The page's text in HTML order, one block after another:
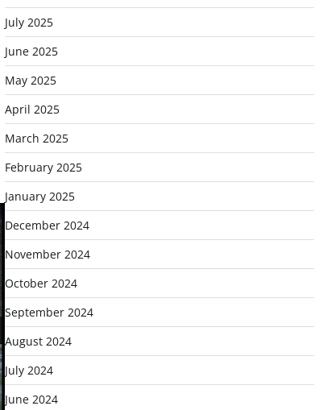
July 2025
June 2025
May 2025
April 2025
March 2025
February 2025
January 2025
December 2024
November 2024
October 2024
September 2024
August 2024
July 2024
June 2024